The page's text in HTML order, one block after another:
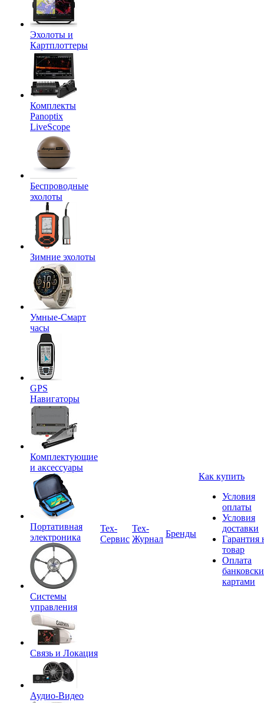
Эхолоты и
Картплоттеры
Комплекты
Panoptix
LiveScope
Беспроводные
эхолоты
Зимние эхолоты
Умные-Смарт
часы
GPS
Навигаторы
Комплектующие
и аксессуары
Портативная
электроника
Системы
управления
Связь и Локация
Аудио-Видео
Tex-
Сервис
Тех-
Журнал
Бренды
Как купить
Условия
оплаты
Условия
доставки
Гарантия
товар
Оплата
картами